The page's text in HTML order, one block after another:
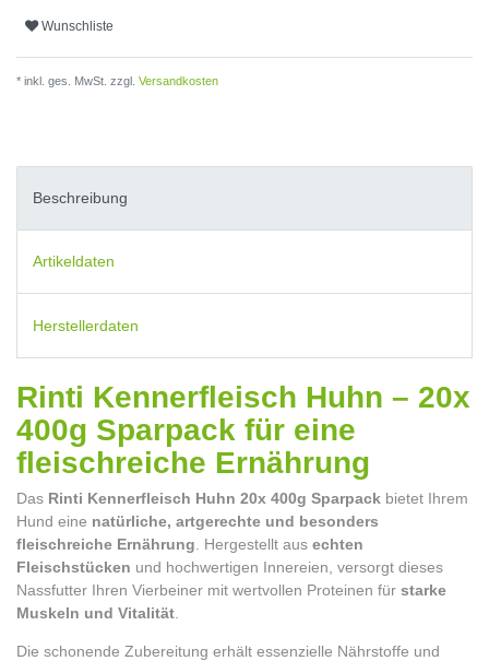
Wunschliste
* inkl. ges. MwSt. zzgl. Versandkosten
Beschreibung
Artikeldaten
Herstellerdaten
Rinti Kennerfleisch Huhn – 20x
400g Sparpack für eine
fleischreiche Ernährung
Das Rinti Kennerfleisch Huhn 20x 400g Sparpack bietet Ihrem
Hund eine natürliche, artgerechte und besonders
fleischreiche Ernährung . Hergestellt aus echten
Fleischstücken und hochwertigen Innereien, versorgt dieses
Nassfutter Ihren Vierbeiner mit wertvollen Proteinen für starke
Muskeln und Vitalität
Die schonende Zubereitung erhält essenzielle Nährstoffe und